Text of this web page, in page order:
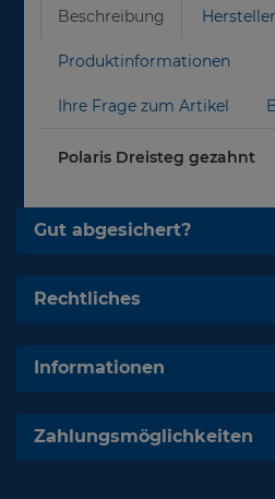
Beschreibung
Produktinformationen
Ihre Frage zum Artikel
Polaris Dreisteg gezahnt
Gut abgesichert?
Rechtliches
Informationen
Zahlungsmöglichkeiten